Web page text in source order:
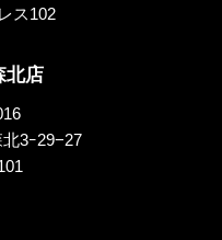
ス102
北店
3ｰ29−27